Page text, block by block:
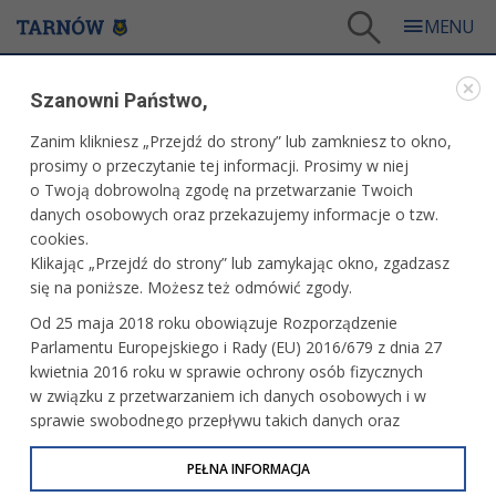
Tarnów i Udine oficjalnie miastami partnerskimi
WARTO PRZECZYTAĆ
TARNÓW I UDINE OFICJALNIE MIASTAMI
PARTNERSKIMI
06.07.2026, 12:01 Redakcja tarnow.pl
Nasze miasto gościło od 2 do 4 lipca delegację
samorządowców z włoskiego miasta Udine, której
przewodniczył burmistrz Alberto Felice De Toni. Wizyta
studyjna była okazją do poznania potencjału miasta,
wymiany doświadczeń samorządowych oraz
sformalizowania współpracy pomiędzy oboma miastami.
Szanowni Państwo,
Zanim klikniesz „Przejdź do strony” lub zamkniesz to okno,
prosimy o przeczytanie tej informacji. Prosimy w niej
o Twoją dobrowolną zgodę na przetwarzanie Twoich
danych osobowych oraz przekazujemy informacje o tzw.
cookies.
Klikając „Przejdź do strony” lub zamykając okno, zgadzasz
się na poniższe. Możesz też odmówić zgody.
Od 25 maja 2018 roku obowiązuje Rozporządzenie
Parlamentu Europejskiego i Rady (EU) 2016/679 z dnia 27
kwietnia 2016 roku w sprawie ochrony osób fizycznych
w związku z przetwarzaniem ich danych osobowych i w
sprawie swobodnego przepływu takich danych oraz
uchylenia dyrektywy 95/46/WE (określane jako RODO, GDPR
lub Ogólne Rozporządzenie o Ochronie Danych
PEŁNA INFORMACJA